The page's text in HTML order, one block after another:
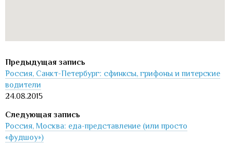
Россия, Санкт-Петербург: сфинксы, грифоны и питерские
водители
24.08.2015
Россия, Москва: еда-представление (или просто
«фудшоу»)